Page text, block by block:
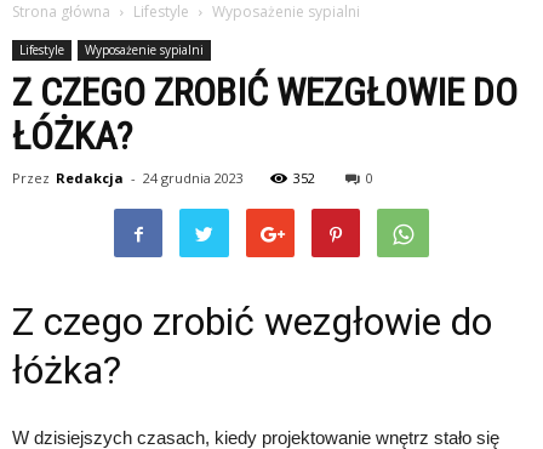
Strona główna Lifestyle Wyposażenie sypialni
Lifestyle Wyposażenie sypialni
Z CZEGO ZROBIĆ WEZGŁOWIE DO
ŁÓŻKA?
Przez Redakcja - 24 grudnia 2023 352 0
Z czego zrobić wezgłowie do
łóżka?
W dzisiejszych czasach, kiedy projektowanie wnętrz stało się